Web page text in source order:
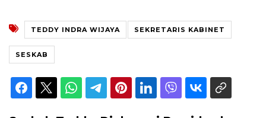
TEDDY INDRA WIJAYA SEKRETARIS KABINET
SESKAB